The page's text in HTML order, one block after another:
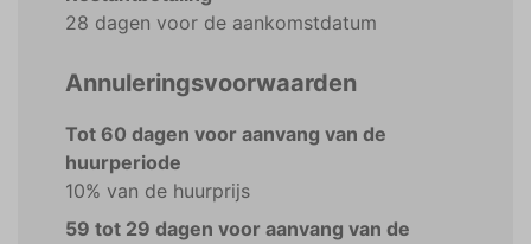
28 dagen voor de aankomstdatum
Annuleringsvoorwaarden
Tot 60 dagen voor aanvang van de
huurperiode
10% van de huurprijs
59 tot 29 dagen voor aanvang van de